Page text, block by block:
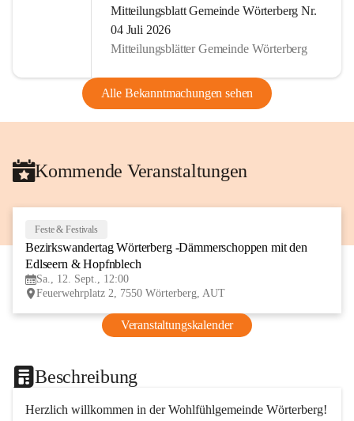
Mitteilungsblatt Gemeinde Wörterberg Nr.
04 Juli 2026
Mitteilungsblätter Gemeinde Wörterberg
Alle Bekanntmachungen sehen
Kommende Veranstaltungen
Feste & Festivals
Bezirkswandertag Wörterberg -Dämmerschoppen mit den
Edlseern & Hopfnblech
Sa., 12. Sept., 12:00
Feuerwehrplatz 2, 7550 Wörterberg, AUT
Veranstaltungskalender
Beschreibung
Herzlich willkommen in der Wohlfühlgemeinde Wörterberg!